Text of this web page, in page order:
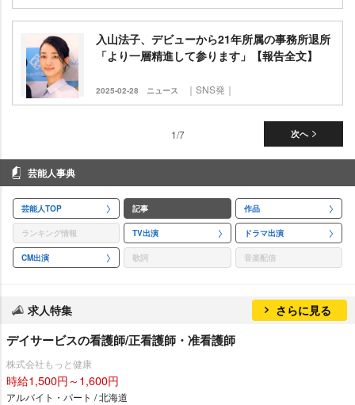
入山法子、デビューから21年所属の事務所退所
「より一層精進して参ります」【報告全文】
2025-02-28 ニュース ｜SNS発｜
次へ
1/7
芸能人事典
芸能人TOP 記事 作品
ランキング情報 TV出演 ドラマ出演
CM出演 歌詞 音楽配信
求人特集 さらに見る
デイサービスの看護師/正看護師・准看護師
株式会社もっと健康
時給1,500円～1,600円
アルバイト・パート / 北海道